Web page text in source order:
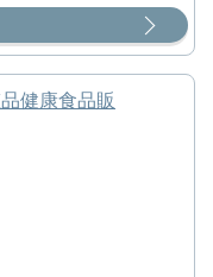
健康食品販